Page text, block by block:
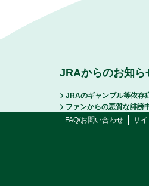
JRAからのお知ら
JRAのギャンブル等依存
ファンからの悪質な誹謗
FAQ/お問い合わせ
サ